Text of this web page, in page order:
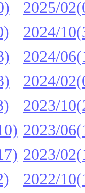
2025/
2024/
2024/
2024/
2023/
2023/
2023/
2022/